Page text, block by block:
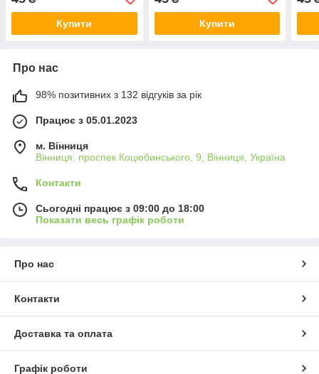
Купити Купити
Про нас
98% позитивних з 132 відгуків за рік
Працює з 05.01.2023
м. Вінниця
Вінниця, проспек Коцюбинського, 9, Вінниця, Україна
Контакти
Сьогодні працює з 09:00 до 18:00
Показати весь графік роботи
Про нас
Контакти
Доставка та оплата
Графік роботи